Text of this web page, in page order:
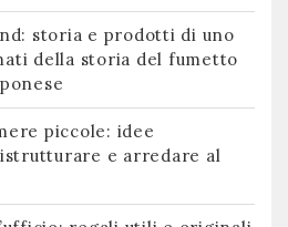
storia e prodotti di uno
della storia del fumetto
piccole: idee
e arredare al